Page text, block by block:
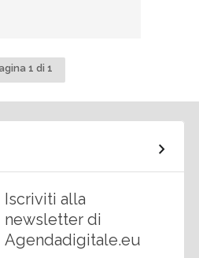
1 di 1
Iscriviti alla
newsletter di
Agendadigitale.eu